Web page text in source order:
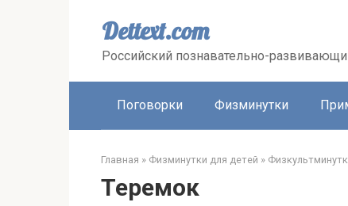
Dettext.com
Российский познавательно-
Поговорки Физминутки
Главная » Физминутки для детей »
Теремок